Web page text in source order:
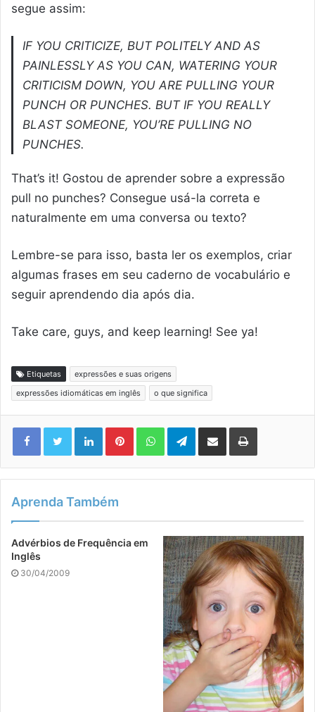
segue assim:
IF YOU CRITICIZE, BUT POLITELY AND AS
PAINLESSLY AS YOU CAN, WATERING YOUR
CRITICISM DOWN, YOU ARE PULLING YOUR
PUNCH OR PUNCHES. BUT IF YOU REALLY
BLAST SOMEONE, YOU’RE PULLING NO
PUNCHES.
That’s it! Gostou de aprender sobre a expressão
pull no punches? Consegue usá-la correta e
naturalmente em uma conversa ou texto?
Lembre-se para isso, basta ler os exemplos, criar
algumas frases em seu caderno de vocabulário e
seguir aprendendo dia após dia.
Take care, guys, and keep learning! See ya!
Etiquetas
expressões e suas origens
expressões idiomáticas em inglês
o que significa
LinkedinPinterestWhatsAppTelegram
Compartilhar via e-mail Imprimir
Aprenda Também
Advérbios de Frequência em
Inglês
30/04/2009